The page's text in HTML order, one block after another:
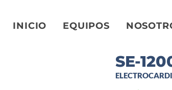
INICIO EQUIPOS
SE-